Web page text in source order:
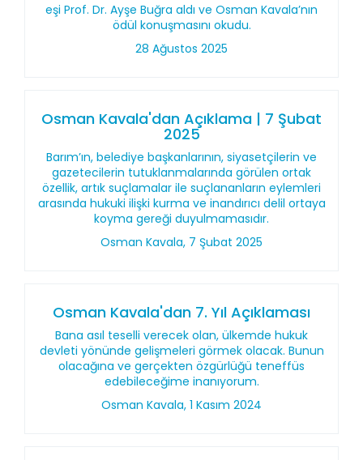
eşi Prof. Dr. Ayşe Buğra aldı ve Osman Kavala’nın
ödül konuşmasını okudu.
28 Ağustos 2025
Osman Kavala'dan Açıklama | 7 Şubat
2025
Barım’ın, belediye başkanlarının, siyasetçilerin ve
gazetecilerin tutuklanmalarında görülen ortak
özellik, artık suçlamalar ile suçlananların eylemleri
arasında hukuki ilişki kurma ve inandırıcı delil ortaya
koyma gereği duyulmamasıdır.
Osman Kavala, 7 Şubat 2025
Osman Kavala'dan 7. Yıl Açıklaması
Bana asıl teselli verecek olan, ülkemde hukuk
devleti yönünde gelişmeleri görmek olacak. Bunun
olacağına ve gerçekten özgürlüğü teneffüs
edebileceğime inanıyorum.
Osman Kavala, 1 Kasım 2024